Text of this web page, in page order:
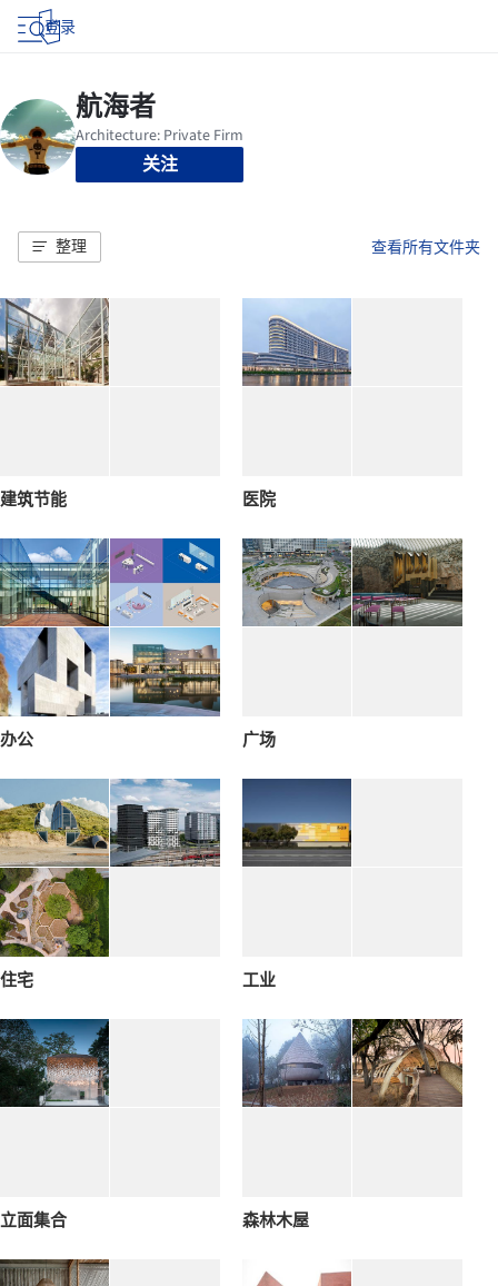
登录
关注
整理 查看所有文件夹
建筑节能 医院
办公 广场
住宅 工业
立面集合 森林木屋